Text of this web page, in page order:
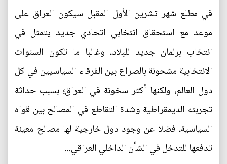
في مطلع شهر تشرين الأول المقبل سيكون العراق على
موعد مع استحقاق انتخابي اتحادي جديد يتمثل في
انتخاب برلمان جديد للبلاد، وغالبا ما تكون السنوات
الانتخابية مشحونة بالصراع بين الفرقاء السياسيين في كل
دول العالم، ولكنها أكثر سخونة في العراق؛ بسبب حداثة
تجربته الديمقراطية وشدة التقاطع في المصالح بين قواه
السياسية، فضلا عن وجود دول خارجية لها مصالح معينة
تدفعها للتدخل في الشأن الداخلي العراقي...